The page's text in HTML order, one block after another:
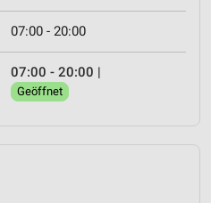
07:00 - 20:00
07:00 - 20:00 |
Geöffnet